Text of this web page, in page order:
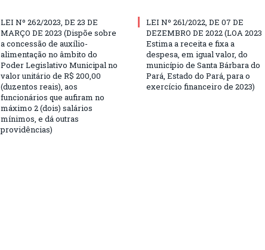
LEI Nº 262/2023, DE 23 DE
MARÇO DE 2023 (Dispõe sobre
a concessão de auxílio-
alimentação no âmbito do
Poder Legislativo Municipal no
valor unitário de R$ 200,00
(duzentos reais), aos
funcionários que aufiram no
máximo 2 (dois) salários
mínimos, e dá outras
providências)
LEI Nº 261/2022, DE 07 DE
DEZEMBRO DE 2022 (LOA 2023
Estima a receita e fixa a
despesa, em igual valor, do
município de Santa Bárbara do
Pará, Estado do Pará, para o
exercício financeiro de 2023)